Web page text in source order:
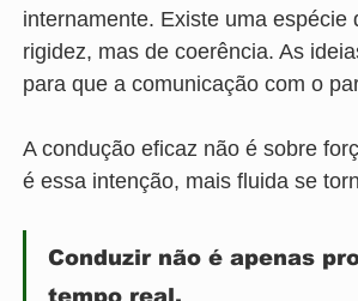
internamente. Existe uma
rigidez, mas de coerência. As
para que a comunicação com o
A condução eficaz não é sobre
é essa intenção, mais fluida se
Conduzir não é apenas
tempo real.